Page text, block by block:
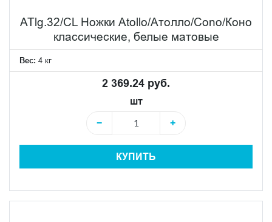
ATlg.32/CL Ножки Atollo/Атолло/Cono/Коно
классические, белые матовые
Вес: 4 кг
2 369.24 руб.
шт
−
+
КУПИТЬ